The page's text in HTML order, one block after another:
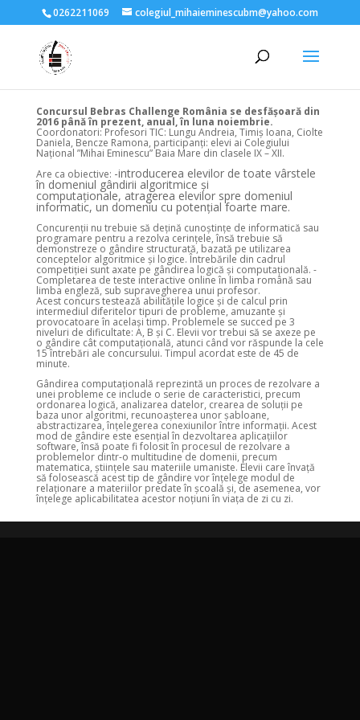
0262211069 colegiul_mihaieminescubm@yahoo.com
Concursul Bebras Challenge România se desfășoară din
2016 până în prezent, anual, în luna noiembrie.
Coordonatori: Profesori TIC: Lungu Andreia, Timiș Ioana, Ciolte
Daniela, Bencze Ramona, participanți: elevi ai Colegiului
Național ”Mihai Eminescu” Baia Mare din clasele IX – XII.
Are ca obiective: -introducerea elevilor de toate vârstele
în domeniul gândirii algoritmice și
computaționale, atragerea elevilor spre domeniul
informatic, un domeniu cu potențial foarte mare.
Concurenții nu trebuie să dețină cunoștințe de informatică sau
programare pentru a rezolva cerințele, însă trebuie să
demonstreze o gândire structurată, bazată pe utilizarea
conceptelor algoritmice și logice. Întrebările din cadrul
competiției sunt axate pe gândirea logică și computațională. -
Completarea de teste interactive online în limba română sau
limba engleză, sub supravegherea unui profesor.
Acest concurs testează abilitățile logice și de calcul prin
intermediul diferitelor tipuri de probleme, amuzante și
provocatoare în același timp. Problemele se succed pe 3
niveluri de dificultate: A, B și C. Elevii vor trebui să se axeze pe
o gândire cât computațională, atunci când vor răspunde la cele
15 întrebări ale concursului. Timpul acordat este de 45 de
minute.
Gândirea computațională reprezintă un proces de rezolvare a
unei probleme ce include o serie de caracteristici, precum
ordonarea logică, analizarea datelor, crearea de soluții pe
baza unor algoritmi, recunoașterea unor șabloane,
abstractizarea, înțelegerea conexiunilor între informații. Acest
mod de gândire este esențial în dezvoltarea aplicațiilor
software, însă poate fi folosit în procesul de rezolvare a
problemelor dintr-o multitudine de domenii, precum
matematica, științele sau materiile umaniste. Elevii care învață
să folosească acest tip de gândire vor înțelege modul de
relaționare a materiilor predate în școală și, de asemenea, vor
înțelege aplicabilitatea acestor noțiuni în viața de zi cu zi.